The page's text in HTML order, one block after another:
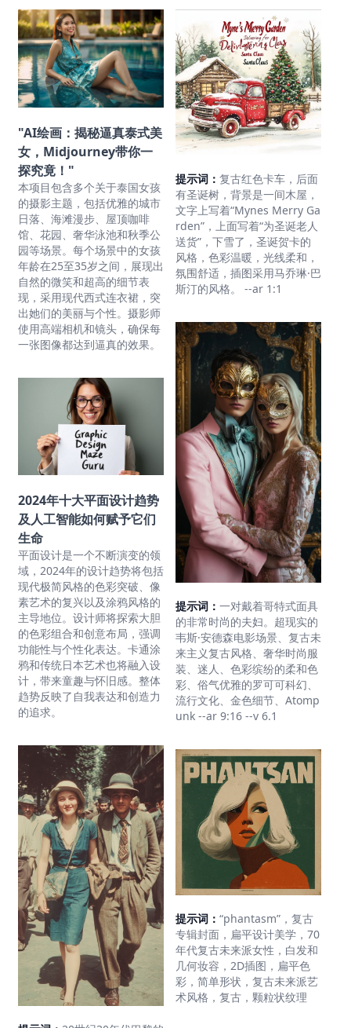
"AI绘画：揭秘逼真泰式美
女，Midjourney带你一
探究竟！"
本项目包含多个关于泰国女孩
的摄影主题，包括优雅的城市
日落、海滩漫步、屋顶咖啡
馆、花园、奢华泳池和秋季公
园等场景。每个场景中的女孩
年龄在25至35岁之间，展现出
自然的微笑和超高的细节表
现，采用现代西式连衣裙，突
出她们的美丽与个性。摄影师
使用高端相机和镜头，确保每
一张图像都达到逼真的效果。
2024年十大平面设计趋势
及人工智能如何赋予它们
生命
平面设计是一个不断演变的领
域，2024年的设计趋势将包括
现代极简风格的色彩突破、像
素艺术的复兴以及涂鸦风格的
主导地位。设计师将探索大胆
的色彩组合和创意布局，强调
功能性与个性化表达。卡通涂
鸦和传统日本艺术也将融入设
计，带来童趣与怀旧感。整体
趋势反映了自我表达和创造力
的追求。
提示词： 复古红色卡车，后面
有圣诞树，背景是一间木屋，
文字上写着“Mynes Merry Ga
rden”，上面写着“为圣诞老人
送货”，下雪了，圣诞贺卡的
风格，色彩温暖，光线柔和，
氛围舒适，插图采用马乔琳·巴
斯汀的风格。 --ar 1:1
提示词： 一对戴着哥特式面具
的非常时尚的夫妇。超现实的
韦斯·安德森电影场景、复古未
来主义复古风格、奢华时尚服
装、迷人、色彩缤纷的柔和色
彩、俗气优雅的罗可可科幻、
流行文化、金色细节、Atomp
unk --ar 9:16 --v 6.1
提示词： “phantasm”，复古
专辑封面，扁平设计美学，70
年代复古未来派女性，白发和
几何妆容，2D插图，扁平色
彩，简单形状，复古未来派艺
术风格，复古，颗粒状纹理